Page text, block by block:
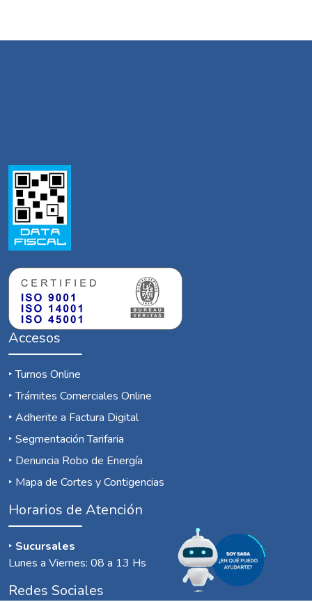
Accesos
‣Turnos Online
‣Trámites Comerciales Online
‣ Adherite a Factura Digital
‣ Segmentación Tarifaria
‣ Denuncia Robo de Energía
‣ Mapa de Cortes y Contigencias
Horarios de Atención
‣ Sucursales
Lunes a Viernes: 08 a 13 Hs
Redes Sociales